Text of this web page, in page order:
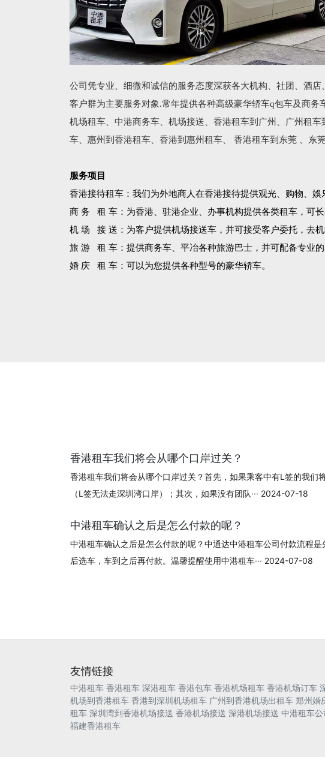
公司凭专业、细微和诚信的服务态度深获各大机构、社团、酒
客户群为主要服务对象.常年提供各种高级豪华轿车q包车及商务
机场租车、中港商务车、机场接送、香港租车到广州、广州租
车、惠州到香港租车、香港到惠州租车、 香港租车到东莞 、东
服务项目
香港接待租车：我们为外地商人在香港接待提供观光、购物、娛
商 务 租 车：为香港、驻港企业、办事机构提供各类租车，可长
机 场 接 送：为客户提供机场接送车，并可接受客户委托，去机
旅 游 租 车：提供商务车、平冶各种旅游巴士，并可配备专业的
婚 庆 租 车：可以为您提供各种型号的豪华轿车。
香港租车我们将会从哪个口岸过关？
香港租车我们将会从哪个口岸过关？首先，如果乘客中有L签的我们
（L签无法走深圳湾口岸）；其次，如果没有团队··· 2024-07-18
中港租车确认之后是怎么付款的呢？
中港租车确认之后是怎么付款的呢？中通达中港租车公司付款流程是
后选车，车到之后再付款。温馨提醒使用中港租车··· 2024-07-08
友情链接
中港租车 香港租车 深港租车 香港包车 香港机场租车 香港机场订车
机场到香港租车 香港到深圳机场租车 广州到香港机场出租车 郑州婚
租车 深圳湾到香港机场接送 香港机场接送 深港机场接送 中港租车公
福建香港租车